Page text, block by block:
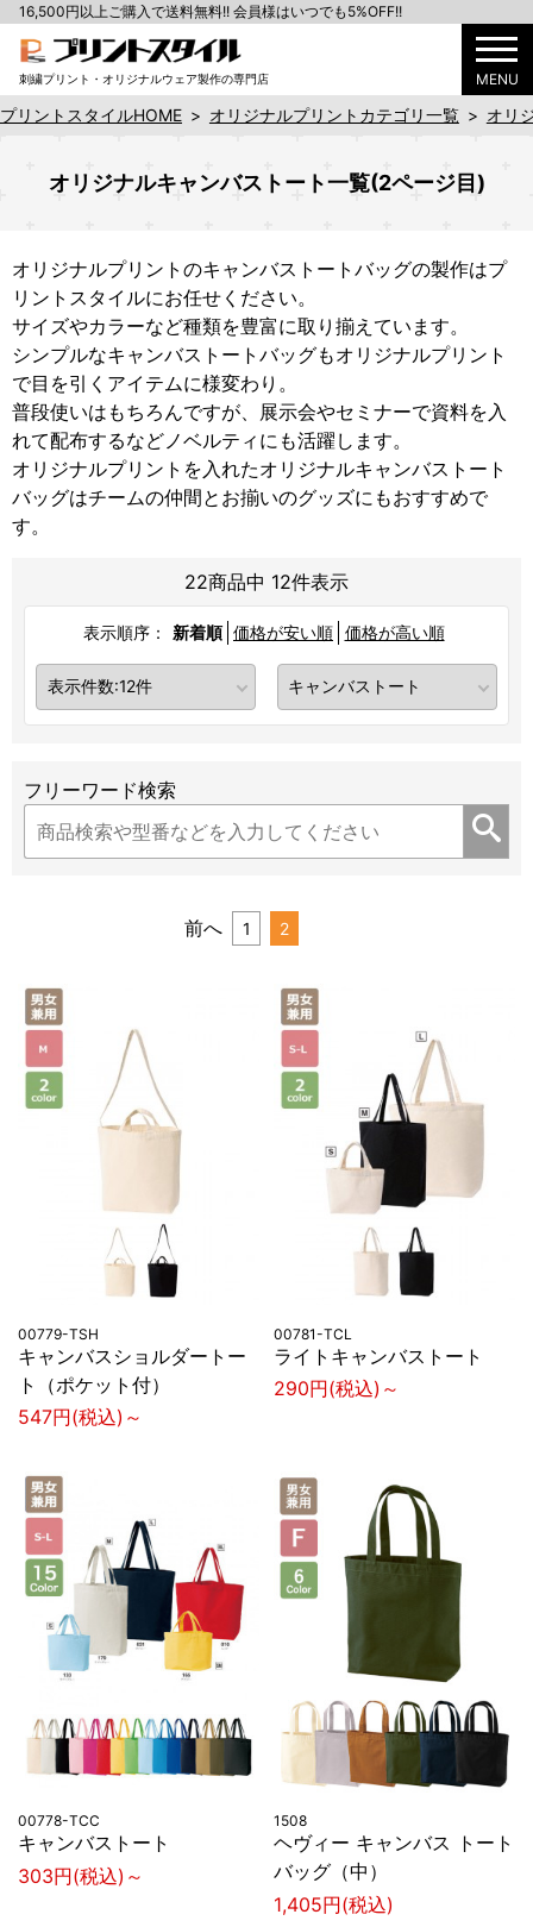
刺繍プリント・オリジナルウェア製作の専門店 MENU
16,500円以上ご購入で送料無料!! 会員様はいつでも5%OFF!!
プリントスタイルHOME > オリジナルプリントカテゴリ一覧 > オリ
オリジナルキャンバストート一覧(2ページ目)
オリジナルプリントのキャンバストートバッグの製作はプ
リントスタイルにお任せください。
サイズやカラーなど種類を豊富に取り揃えています。
シンプルなキャンバストートバッグもオリジナルプリント
で目を引くアイテムに様変わり。
普段使いはもちろんですが、展示会やセミナーで資料を入
れて配布するなどノベルティにも活躍します。
オリジナルプリントを入れたオリジナルキャンバストート
バッグはチームの仲間とお揃いのグッズにもおすすめで
す。
22商品中 12件表示
表示順序： 新着順 価格が安い順 価格が高い順
フリーワード検索
前へ 1 2
00779-TSH
キャンバスショルダートー
ト（ポケット付）
547円(税込)～
00781-TCL
ライトキャンバストート
290円(税込)～
00778-TCC
キャンバストート
303円(税込)～
1508
ヘヴィー キャンバス トート
バッグ（中）
1,405円(税込)